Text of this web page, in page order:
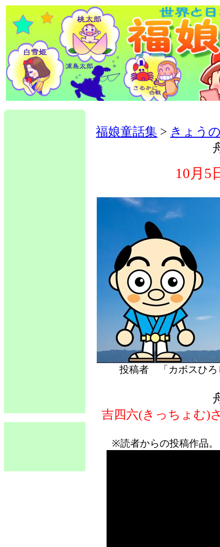
福娘童話集 > きょう
10月5
投稿者 「カボス
吉四六(きっちょむ)
※読者からの投稿作品